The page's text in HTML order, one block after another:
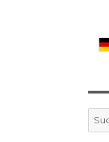
Suche
nach: